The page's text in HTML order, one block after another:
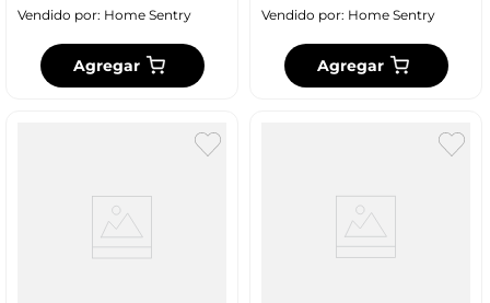
Vendido por: Home Sentry
Agregar
Vendido por: Home Sentry
Agregar